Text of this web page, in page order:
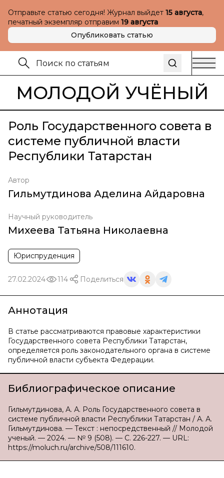
Отправьте статью сегодня! Журнал выйдет 15 августа,
печатный экземпляр отправим 19 августа
Опубликовать статью
МОЛОДОЙ УЧЁНЫЙ
Роль Государственного совета в
системе публичной власти
Республики Татарстан
Автор
Гильмутдинова Аделина Айдаровна
Научный руководитель
Михеева Татьяна Николаевна
Юриспруденция
27.02.2024 114 Поделиться
Аннотация
В статье рассматриваются правовые характеристики
Государственного совета Республики Татарстан,
определяется роль законодательного органа в системе
публичной власти субъекта Федерации.
Библиографическое описание
Гильмутдинова, А. А. Роль Государственного совета в
системе публичной власти Республики Татарстан / А. А.
Гильмутдинова. — Текст : непосредственный // Молодой
ученый. — 2024. — № 9 (508). — С. 226-227. — URL:
https://moluch.ru/archive/508/111610.